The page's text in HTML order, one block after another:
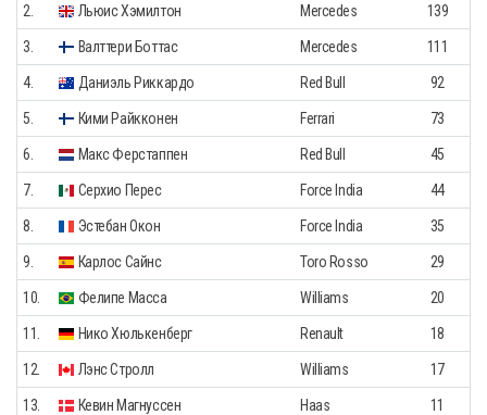
2. Льюис Хэмилтон Mercedes 139
3. Валттери Боттас Mercedes 111
4. Даниэль Риккардо Red Bull 92
5. Кими Райкконен Ferrari 73
6. Макс Ферстаппен Red Bull 45
7. Серхио Перес Force India 44
8. Эстебан Окон Force India 35
9. Карлос Сайнс Toro Rosso 29
10. Фелипе Масса Williams 20
11. Нико Хюлькенберг Renault 18
12. Лэнс Стролл Williams 17
13. Кевин Магнуссен Haas 11